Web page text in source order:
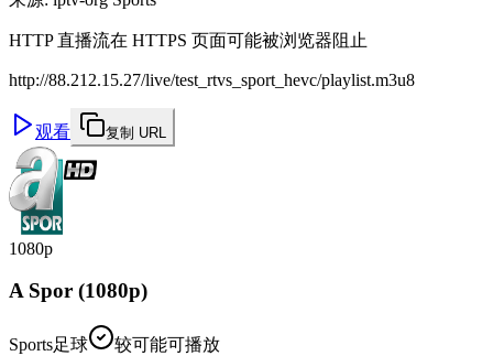
HTTP 直播流在 HTTPS 页面可能被浏览器阻止
http://88.212.15.27/live/test_rtvs_sport_hevc/playlist.m3u8
观看 复制 URL
1080p
A Spor (1080p)
Sports足球 较可能可播放